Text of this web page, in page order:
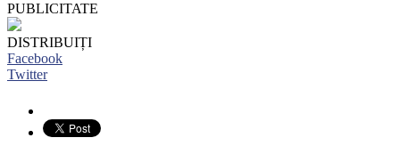
PUBLICITATE
DISTRIBUIȚI
Facebook
Twitter